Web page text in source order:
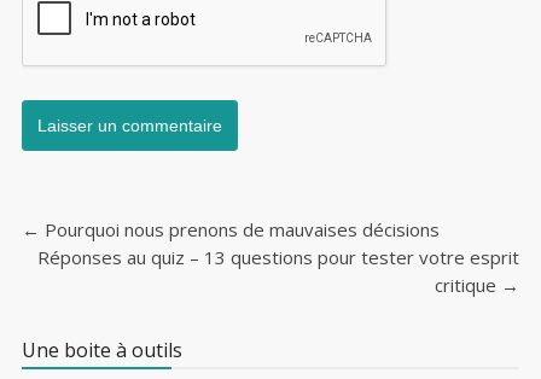
Post navigation
← Pourquoi nous prenons de mauvaises décisions
Réponses au quiz – 13 questions pour tester votre esprit
critique →
Une boite à outils